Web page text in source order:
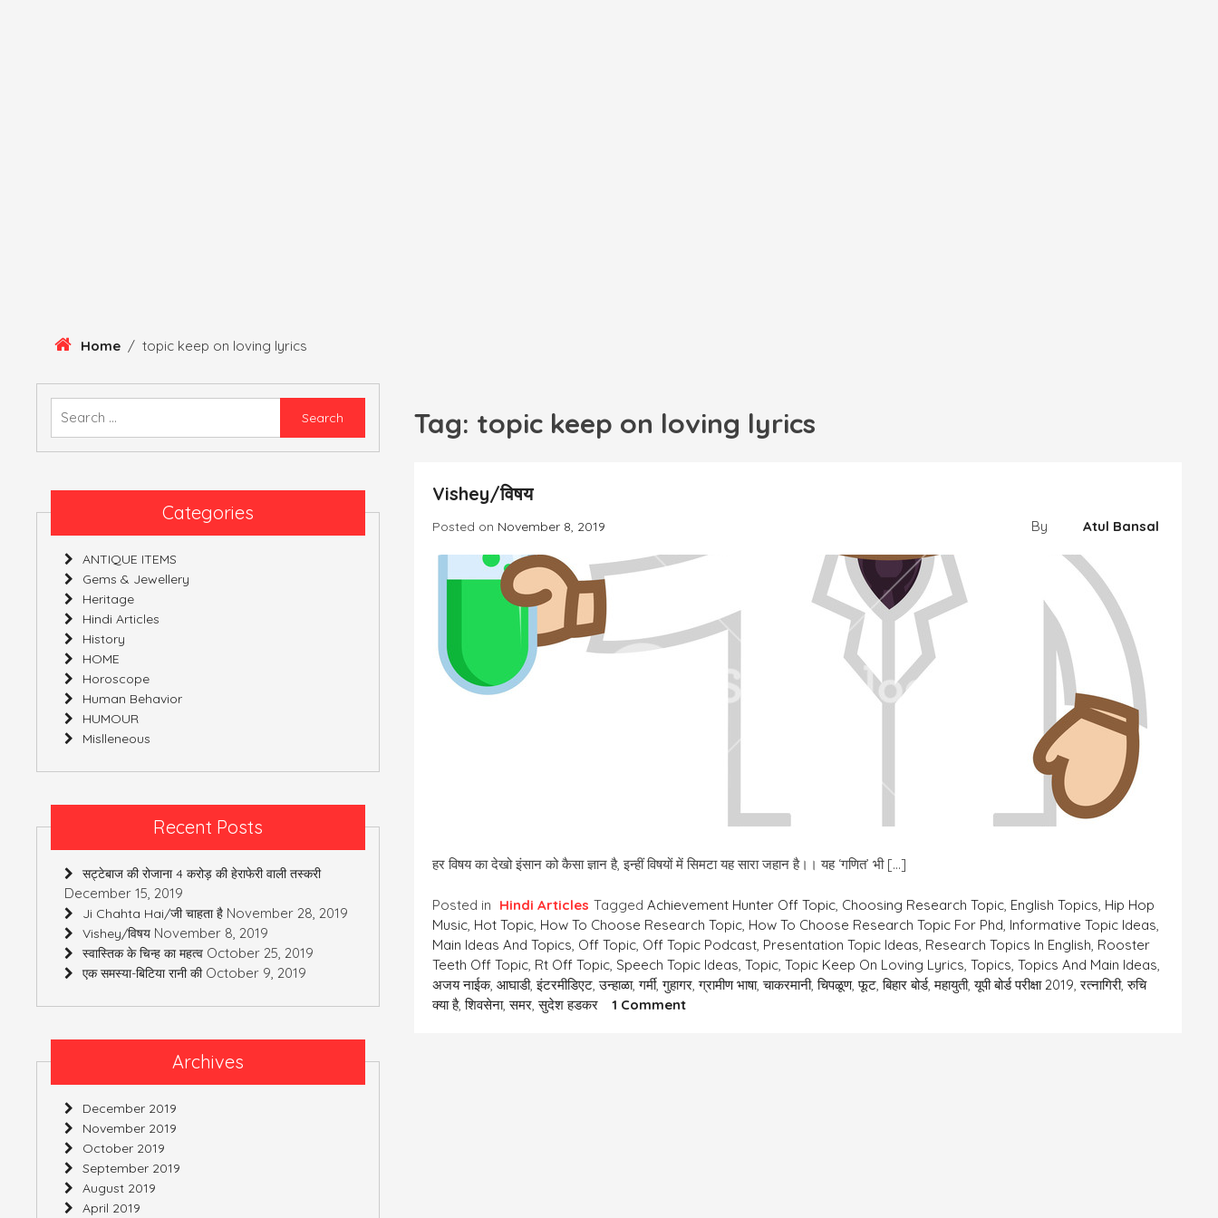
ATULNIYA THE INCREDIBLE
Home / topic keep on loving lyrics
Tag: topic keep on loving lyrics
Vishey/विषय
Posted on November 8, 2019 By Atul Bansal
हर विषय का देखो इंसान को कैसा ज्ञान है, इन्हीं विषयों में सिमटा यह सारा जहान है।। यह ‘गणित’ भी […]
Posted in Hindi Articles TaggedAchievement Hunter Off Topic, Choosing Research Topic, English Topics, Hip Hop
Music, Hot Topic, How To Choose Research Topic, How To Choose Research Topic For Phd, Informative Topic Ideas,
Main Ideas And Topics, Off Topic, Off Topic Podcast, Presentation Topic Ideas, Research Topics In English, Rooster
Teeth Off Topic, Rt Off Topic, Speech Topic Ideas,Topic,Topic Keep On Loving Lyrics,Topics,Topics And Main Ideas,
अजय नाईक,आघाडी,इंटरमीडिएट,उन्हाळा,गर्मी,गुहागर,ग्रामीण भाषा,चाकरमानी,चिपळूण,फूट,बिहार बोर्ड,महायुती,यूपी बोर्ड परीक्षा 2019,रत्नागिरी,रुचि
क्या है,शिवसेना,समर,सुदेश हडकर 1 CommentOn
Categories
ANTIQUE ITEMS
Gems & Jewellery
Heritage
Hindi Articles
History
HOME
Horoscope
Human Behavior
HUMOUR
Mislleneous
Recent Posts
सट्टेबाज की रोजाना 4 करोड़ की हेराफेरी वाली तस्करी
December 15, 2019
Ji Chahta Hai/जी चाहता है November 28, 2019
Vishey/विषय November 8, 2019
स्वास्तिक के चिन्ह का महत्व October 25, 2019
एक समस्या-बिटिया रानी की October 9, 2019
Archives
December 2019
November 2019
October 2019
September 2019
August 2019
April 2019